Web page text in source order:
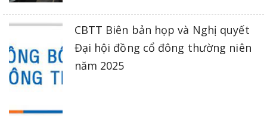
CBTT Biên bản họp và Nghị quyết
Đại hội đồng cổ đông thường niên
năm 2025